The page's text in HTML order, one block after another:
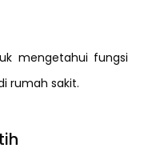
mengetahui fungsi
rumah sakit.